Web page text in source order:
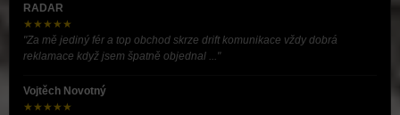
RADAR
★★★★★
"Za mě jediný fér a top obchod skrze drift komunikace vždy dobrá
reklamace když jsem špatně objednal ..."
Vojtěch Novotný
★★★★★